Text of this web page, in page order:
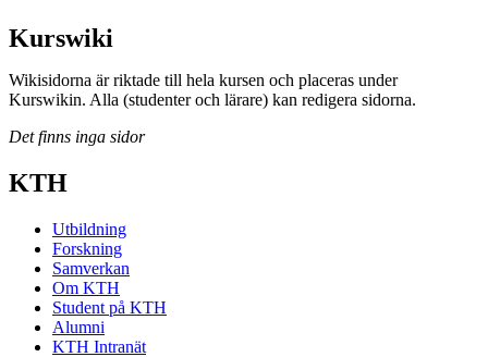
Kurswiki
Wikisidorna är riktade till hela kursen och placeras under
Kurswikin. Alla (studenter och lärare) kan redigera sidorna.
Det finns inga sidor
KTH
Utbildning
Forskning
Samverkan
Om KTH
Student på KTH
Alumni
KTH Intranät